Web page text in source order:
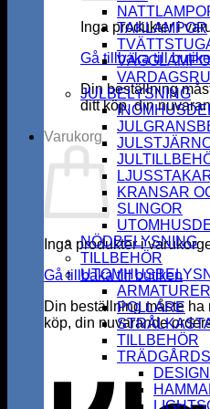
Inga produkter i
Gå tillbaka till
Din beställning
ditt köp, din
Varukorg
Inga produkter i
Gå tillbaka till butiken
Din beställning måste ha
köp, din nuvarande
TAKLAMPOR
JULBELYSNING
KRANSAR
SLINGOR
NÖDBELYSNING
TILLBEHÖR
ARMATURER
POLLARE
TILLBEHÖR